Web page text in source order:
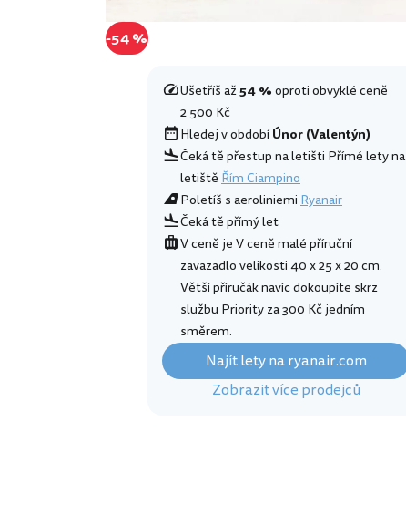
-54 %
Ušetříš až54 %oproti obvyklé ceně
2 500 Kč
Hledej v obdobíÚnor (Valentýn)
Čeká tě přestup na letišti Přímé lety na
letiště Řím Ciampino
Poletíš s aeroliniemi Ryanair
Čeká tě přímý let
V ceně je V ceně malé příruční
zavazadlo velikosti 40 x 25 x 20 cm.
Větší příručák navíc dokoupíte skrz
službu Priority za 300 Kč jedním
směrem.
Najít lety na ryanair.com
Zobrazit více prodejců